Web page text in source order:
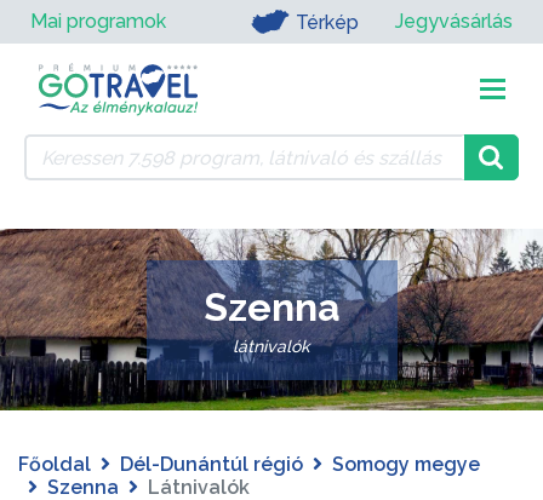
Mai programok Térkép Jegyvásárlás
Szenna
látnivalók
Főoldal Dél-Dunántúl régió
Somogy megye
Szenna
Látnivalók